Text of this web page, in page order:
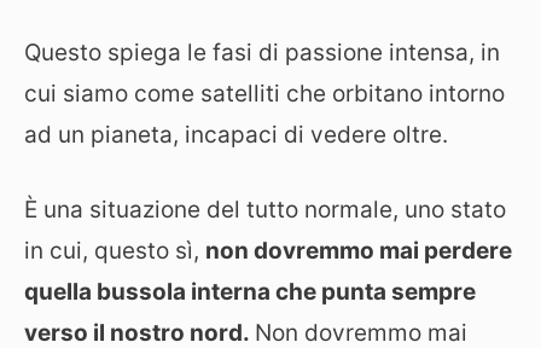
Questo spiega le fasi di passione intensa, in
cui siamo come satelliti che orbitano intorno
ad un pianeta, incapaci di vedere oltre.
È una situazione del tutto normale, uno stato
in cui, questo sì, non dovremmo mai perdere
quella bussola interna che punta sempre
verso il nostro nord. Non dovremmo mai